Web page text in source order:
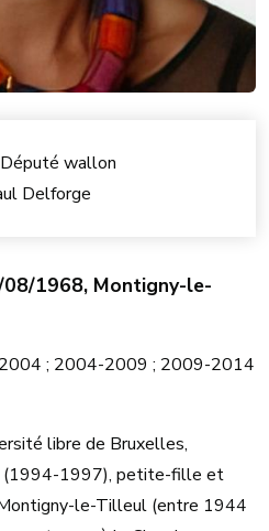
1968, Montigny-le-
; 2004-2009 ; 2009-2014
libre de Bruxelles,
(1994-1997), petite-fille et
le-Tilleul (entre 1944
wallon
Delforge